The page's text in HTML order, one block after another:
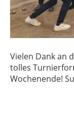
Vielen Dank an
tolles
Wochenende!